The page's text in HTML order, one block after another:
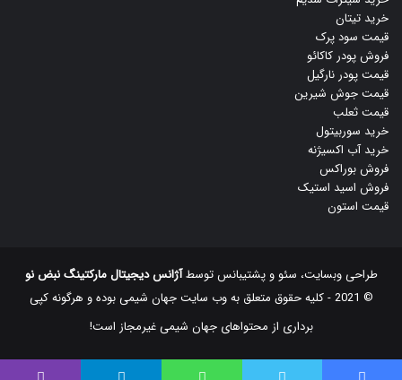
خرید تیتان
قیمت سود پرک
فروش پودر کاکائو
قیمت پودر نارگیل
قیمت جوش شیرین
قیمت ثعلب
خرید سوربیتول
خرید آب اکسیژنه
فروش بوراکس
فروش اسید استیک
قیمت استون
طراحی وبسایت، سئو و پشتیبانس توسطآژانس دیجیتال مارکتینگ نبض نو
© 2021 - کلیه حقوق متعلق به وب سایت جهان شیمی بوده و هرگونه کپی
‌برداری از محتواهای جهان شیمی غیرمجاز است!